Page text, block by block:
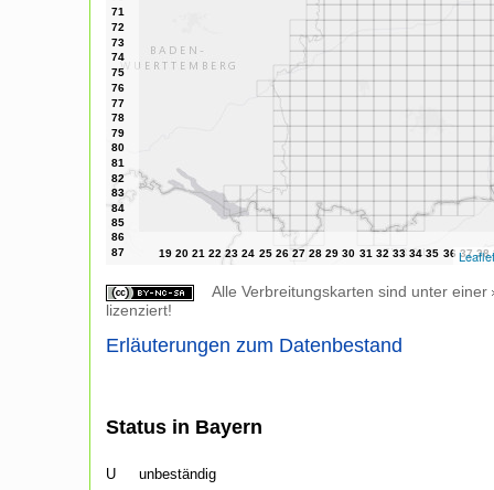
Leaflet
Alle Verbreitungskarten sind unter einer
lizenziert!
Erläuterungen zum Datenbestand
Status in Bayern
U unbeständig